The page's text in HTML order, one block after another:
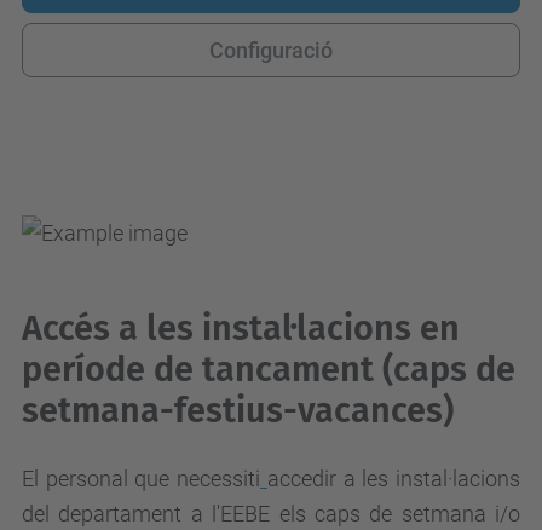
Configuració
Accés a les instal·lacions en
període de tancament (caps de
setmana-festius-vacances)
El personal que necessiti accedir a les instal·lacions
del departament a l'EEBE els caps de setmana i/o